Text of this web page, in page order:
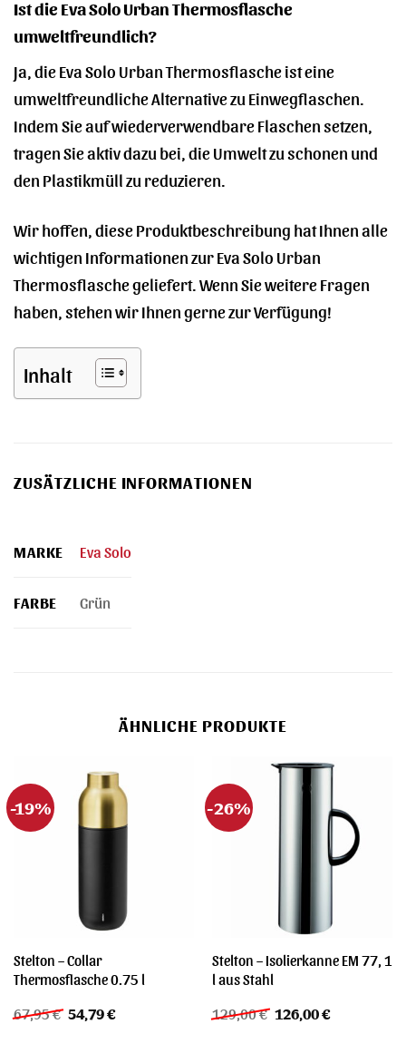
Ist die Eva Solo Urban Thermosflasche
umweltfreundlich?
Ja, die Eva Solo Urban Thermosflasche ist eine
umweltfreundliche Alternative zu Einwegflaschen.
Indem Sie auf wiederverwendbare Flaschen setzen,
tragen Sie aktiv dazu bei, die Umwelt zu schonen und
den Plastikmüll zu reduzieren.
Wir hoffen, diese Produktbeschreibung hat Ihnen alle
wichtigen Informationen zur Eva Solo Urban
Thermosflasche geliefert. Wenn Sie weitere Fragen
haben, stehen wir Ihnen gerne zur Verfügung!
Inhalt
ZUSÄTZLICHE INFORMATIONEN
MARKE Eva Solo
FARBE Grün
ÄHNLICHE PRODUKTE
-19%
Stelton – Collar
Thermosflasche 0.75 l
67,95€ Ursprünglicher
Preis
54,79€Aktueller
-26%
Stelton – Isolierkanne EM 77, 1
l aus Stahl
129,00€ Ursprünglicher
Preis
126,00€Aktueller